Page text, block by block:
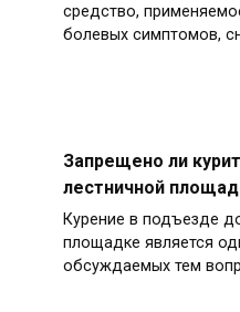
средство,
болевых симптомов,
Запрещено ли
лестничной
Курение в подъезде
площадке является
обсуждаемых тем